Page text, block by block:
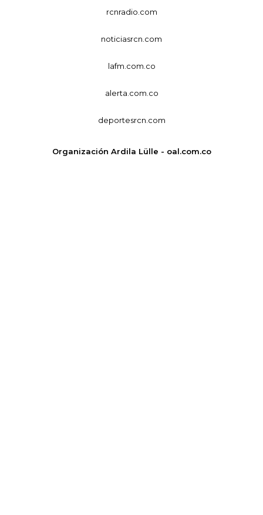
rcnradio.com
noticiasrcn.com
lafm.com.co
alerta.com.co
deportesrcn.com
Organización Ardila Lülle - oal.com.co